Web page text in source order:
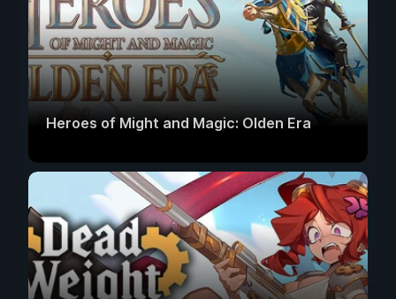
Heroes of Might and Magic: Olden Era